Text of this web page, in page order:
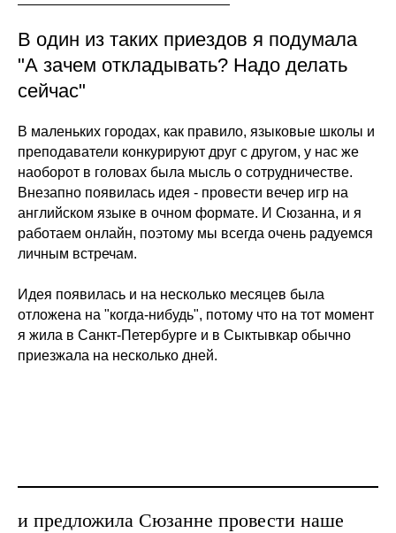
В один из таких приездов я подумала
"А зачем откладывать? Надо делать
сейчас"
В маленьких городах, как правило, языковые школы и
преподаватели конкурируют друг с другом, у нас же
наоборот в головах была мысль о сотрудничестве.
Внезапно появилась идея - провести вечер игр на
английском языке в очном формате. И Сюзанна, и я
работаем онлайн, поэтому мы всегда очень радуемся
личным встречам.
Идея появилась и на несколько месяцев была
отложена на "когда-нибудь", потому что на тот момент
я жила в Санкт-Петербурге и в Сыктывкар обычно
приезжала на несколько дней.
и предложила Сюзанне провести наше